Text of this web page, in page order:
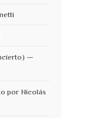
—
por Nicolás